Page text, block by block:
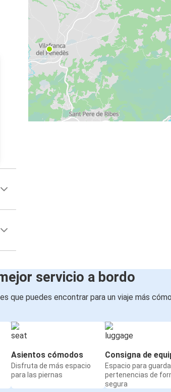
servicio a bordo
que puedes encontrar para un viaje más
Asientos cómodos
Disfruta de más espacio
para las piernas
Consigna de
Espacio para
pertenencias de
segura